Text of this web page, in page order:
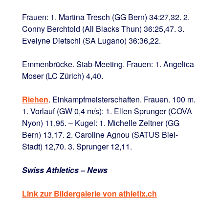
Frauen: 1. Martina Tresch (GG Bern) 34:27,32. 2.
Conny Berchtold (All Blacks Thun) 36:25,47. 3.
Evelyne Dietschi (SA Lugano) 36:36,22.
Emmenbrücke. Stab-Meeting. Frauen: 1. Angelica
Moser (LC Zürich) 4,40.
Riehen. Einkampfmeisterschaften. Frauen. 100 m.
1. Vorlauf (GW 0,4 m/s): 1. Ellen Sprunger (COVA
Nyon) 11,95. – Kugel: 1. Michelle Zeltner (GG
Bern) 13,17. 2. Caroline Agnou (SATUS Biel-
Stadt) 12,70. 3. Sprunger 12,11.
Swiss Athletics – News
Link zur Bildergalerie von athletix.ch